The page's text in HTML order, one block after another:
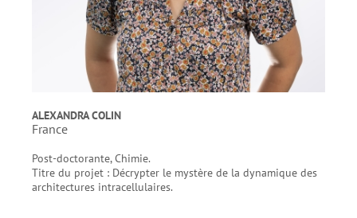
ALEXANDRA COLIN
France
Post-doctorante, Chimie.
Titre du projet : Décrypter le mystère de la dynamique des
architectures intracellulaires.